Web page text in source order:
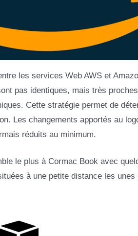
les services Web AWS et
pas identiques, mais très
Cette stratégie permet de
Les changements apportés au
réduits au minimum.
le plus à Cormac Book avec
à une petite distance les unes